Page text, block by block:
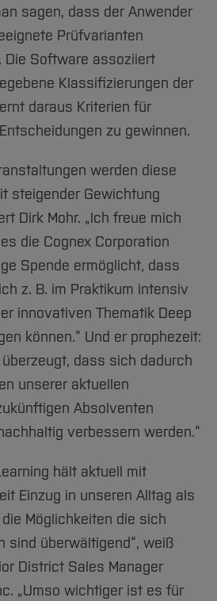
sagen, dass der Anwender
Prüfvarianten
Die Software assoziiert
Klassifizierungen der
daraus Kriterien für
zu gewinnen.
werden diese
steigender Gewichtung
Dirk Mohr. „Ich freue mich
die Cognex Corporation
Spende ermöglicht, dass
z. B. im Praktikum intensiv
innovativen Thematik Deep
können.“ Und er prophezeit:
dass sich dadurch
unserer aktuellen
Absolventen
verbessern werden.“
hält aktuell mit
Einzug in unseren Alltag als
Möglichkeiten die sich
sind überwältigend“, weiß
District Sales Manager
„Umso wichtiger ist es für